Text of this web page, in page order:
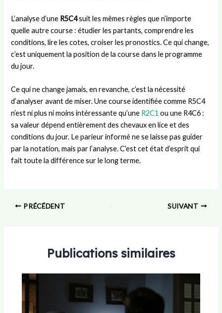
L’analyse d’une R5C4suit les mêmes règles que n’importe
quelle autre course : étudier les partants, comprendre les
conditions, lire les cotes, croiser les pronostics. Ce qui change,
c’est uniquement la position de la course dans le programme
du jour.
Ce qui ne change jamais, en revanche, c’est la nécessité
d’analyser avant de miser. Une course identifiée comme R5C4
n’est ni plus ni moins intéressante qu’une R2C1ou une R4C6 :
sa valeur dépend entièrement des chevaux en lice et des
conditions du jour. Le parieur informé ne se laisse pas guider
par la notation, mais par l’analyse. C’est cet état d’esprit qui
fait toute la différence sur le long terme.
PRÉCÉDENT SUIVANT
Publications similaires